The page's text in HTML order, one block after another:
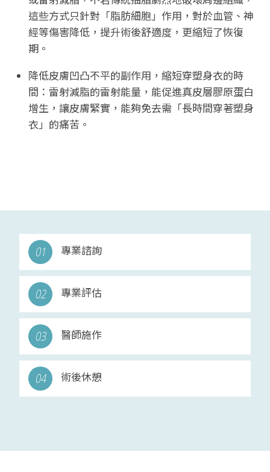
這些方式只針對「脂肪細胞」作用，對於血管、神
經等傷害降低，提升術後舒適度，更縮短了恢復
期。
降低皮膚凹凸不平的副作用，縮短穿塑身衣的時
間：雷射減脂的雷射能量，能促進真皮層膠原蛋白
增生，讓皮膚緊實，能夠免去需「長時間穿著塑身
衣」的痛苦。
專業諮詢
專業評估
醫師施作
術後休憩